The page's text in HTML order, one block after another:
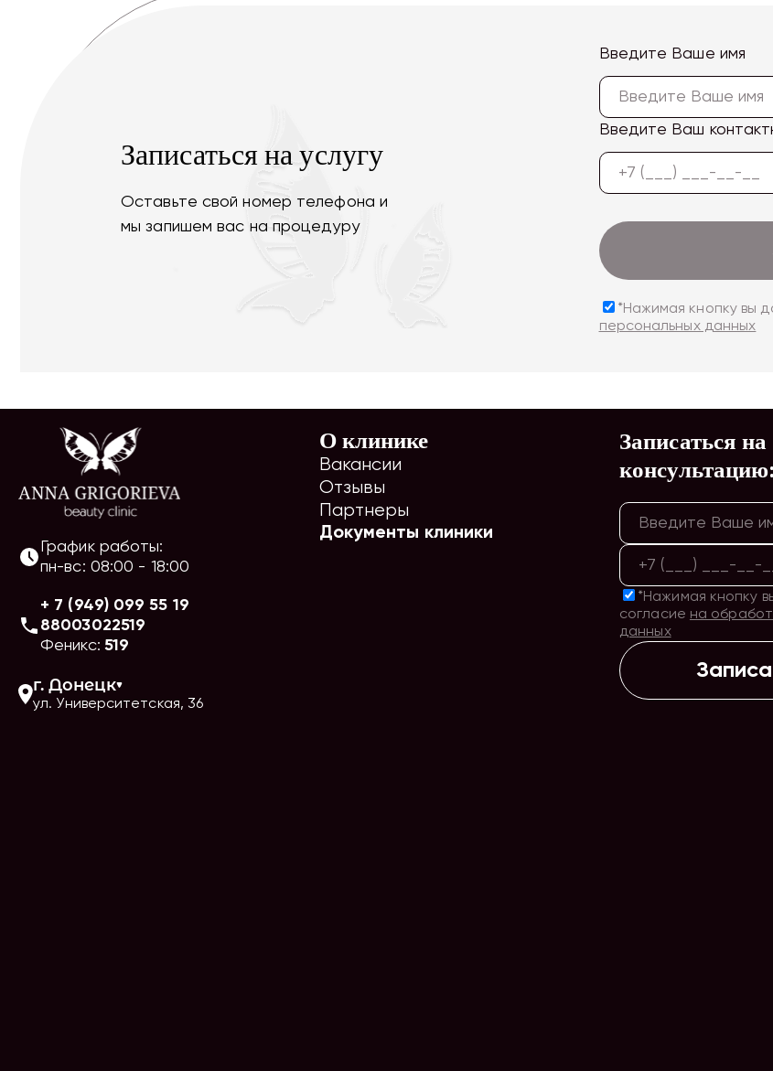
Записаться на услугу
Оставьте свой номер телефона и
мы запишем вас на процедуру
Введите Ваше имя
Введите Ваш
*Нажимая кнопку вы
персональных данных
График работы:
пн-вс: 08:00 - 18:00
+ 7 (949) 099 55 19
88003022519
Феникс: 519
г. Донецк
ул. Университетская, 36
О клинике
Вакансии
Отзывы
Партнеры
Документы клиники
Записаться на
консультацию:
*Нажимая кнопку
согласие на
данных